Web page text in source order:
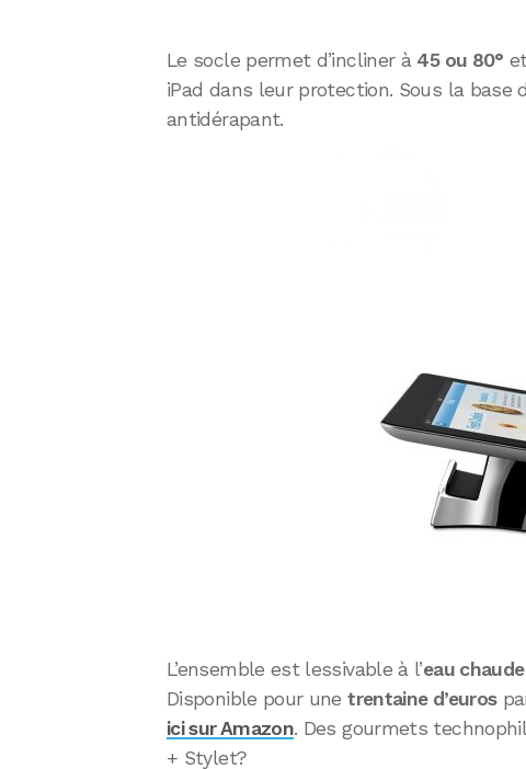
Le socle permet d’incliner à 45 ou 80°
iPad dans leur protection. Sous la base
antidérapant.
L’ensemble est lessivable à l’eau
Disponible pour unetrentaine d’euros
ici sur Amazon. Des gourmets
+ Stylet?